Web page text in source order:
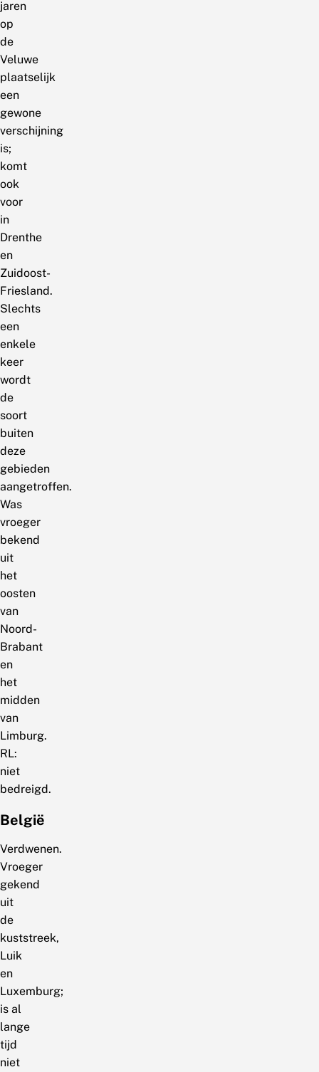
jaren
op
de
Veluwe
plaatselijk
een
gewone
verschijning
is;
komt
ook
voor
in
Drenthe
en
Zuidoost-
Friesland.
Slechts
een
enkele
keer
wordt
de
soort
buiten
deze
gebieden
aangetroffen.
Was
vroeger
bekend
uit
het
oosten
van
Noord-
Brabant
en
het
midden
van
Limburg.
RL:
niet
bedreigd.
België
Verdwenen.
Vroeger
gekend
uit
de
kuststreek,
Luik
en
Luxemburg;
is al
lange
tijd
niet